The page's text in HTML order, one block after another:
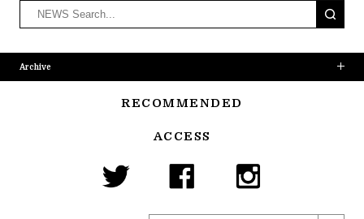
Archive
RECOMMENDED
ACCESS